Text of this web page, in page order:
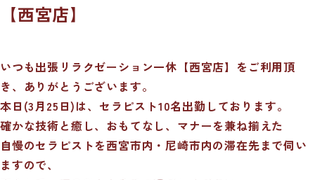
【西宮店】
いつも出張リラクゼーション一休【西宮店】をご利用頂
き、ありがとうございます。
本日(3月25日)は、セラピスト10名出勤しております。
確かな技術と癒し、おもてなし、マナーを兼ね揃えた
自慢のセラピストを西宮市内・尼崎市内の滞在先まで伺い
ますので、